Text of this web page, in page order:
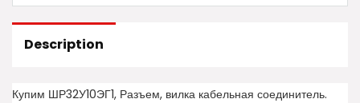
Description
Купим ШР32У10ЭГ1, Разъем, вилка кабельная соединитель.